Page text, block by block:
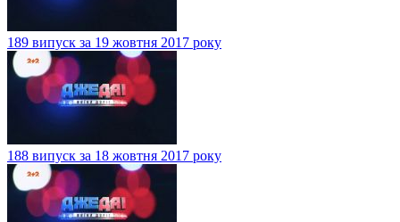
189 випуск за 19 жовтня 2017 року
188 випуск за 18 жовтня 2017 року